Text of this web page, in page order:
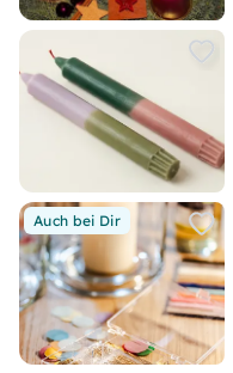
Auch bei Dir